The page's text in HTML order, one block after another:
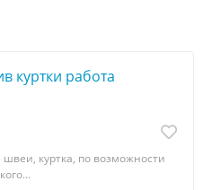
куртки работа
швеи, куртка, по возможности